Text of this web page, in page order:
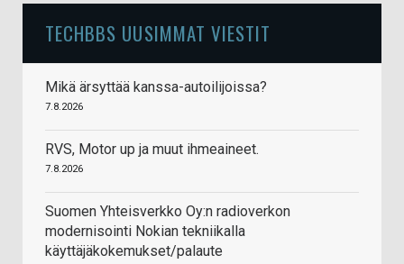
TECHBBS UUSIMMAT VIESTIT
Mikä ärsyttää kanssa-autoilijoissa?
7.8.2026
RVS, Motor up ja muut ihmeaineet.
7.8.2026
Suomen Yhteisverkko Oy:n radioverkon
modernisointi Nokian tekniikalla
käyttäjäkokemukset/palaute